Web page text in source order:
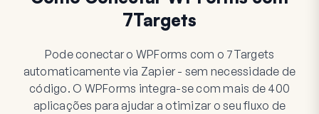
7Targets
Pode conectar o WPForms com o 7Targets
automaticamente via Zapier - sem necessidade de
código. O WPForms integra-se com mais de 400
aplicações para ajudar a otimizar o seu fluxo de